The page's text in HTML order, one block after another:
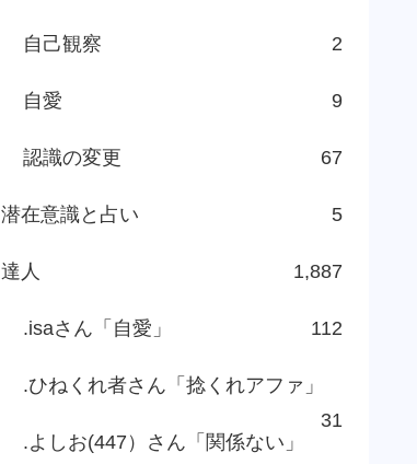
自己観察 2
自愛 9
認識の変更 67
潜在意識と占い 5
達人 1,887
.isaさん「自愛」 112
.ひねくれ者さん「捻くれアファ」
31
.よしお(447）さん「関係ない」